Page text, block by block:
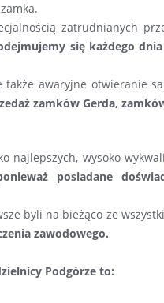
zatrudnianych
się każdego
także awaryjne otwieranie
zamków Gerda,
najlepszych, wysoko
posiadane
byli na bieżąco ze
zawodowego.
Podgórze to: